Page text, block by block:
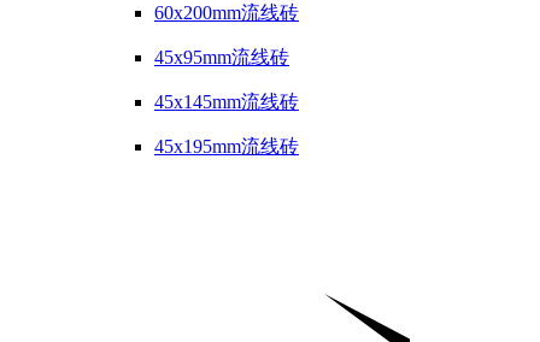
60x200mm流线砖
45x95mm流线砖
45x145mm流线砖
45x195mm流线砖